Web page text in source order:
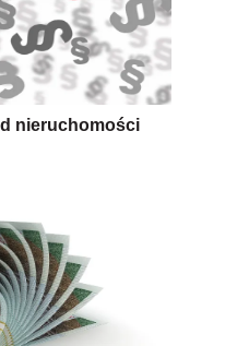
nieruchomości